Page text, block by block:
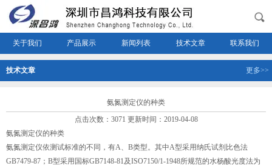
关于我们 产品展示 新闻列表 技术文章 联系我们
技术文章 更多>>
氨氮测定仪的种类
点击次数：3071 更新时间：2019-04-08
氨氮测定仪的种类
氨氮测定仪依测试标准的不同，有A、B类型。其中A型采用纳氏试剂比色法
GB7479-87；B型采用国标GB7148-81及ISO7150/1-1948所规范的水杨酸光度法为